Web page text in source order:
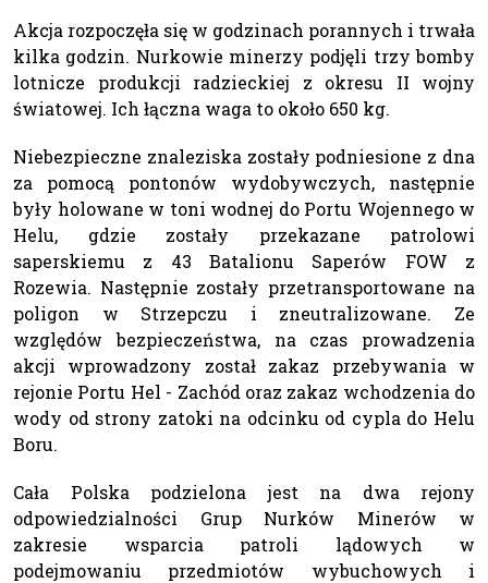
Akcja rozpoczęła się w godzinach porannych i trwała
kilka godzin. Nurkowie minerzy podjęli trzy bomby
lotnicze produkcji radzieckiej z okresu II wojny
światowej. Ich łączna waga to około 650 kg.
Niebezpieczne znaleziska zostały podniesione z dna
za pomocą pontonów wydobywczych, następnie
były holowane w toni wodnej do Portu Wojennego w
Helu, gdzie zostały przekazane patrolowi
saperskiemu z 43 Batalionu Saperów FOW z
Rozewia. Następnie zostały przetransportowane na
poligon w Strzepczu i zneutralizowane. Ze
względów bezpieczeństwa, na czas prowadzenia
akcji wprowadzony został zakaz przebywania w
rejonie Portu Hel - Zachód oraz zakaz wchodzenia do
wody od strony zatoki na odcinku od cypla do Helu
Boru.
Cała Polska podzielona jest na dwa rejony
odpowiedzialności Grup Nurków Minerów w
zakresie wsparcia patroli lądowych w
podejmowaniu przedmiotów wybuchowych i